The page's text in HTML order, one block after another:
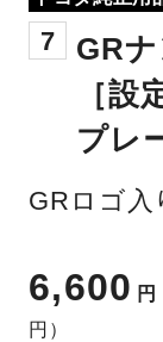
7
GR
［設
プレ
GRロゴ入
6,600 円
円）